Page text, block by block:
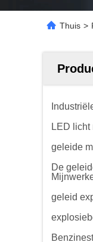
Thuis >
LED
geleide
De
geleid